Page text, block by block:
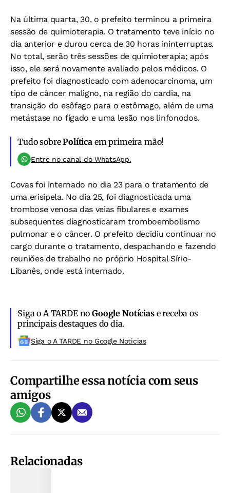
Na última quarta, 30, o prefeito terminou a primeira
sessão de quimioterapia. O tratamento teve início no
dia anterior e durou cerca de 30 horas ininterruptas.
No total, serão três sessões de quimioterapia; após
isso, ele será novamente avaliado pelos médicos. O
prefeito foi diagnosticado com adenocarcinoma, um
tipo de câncer maligno, na região do cardia, na
transição do esôfago para o estômago, além de uma
metástase no fígado e uma lesão nos linfonodos.
Tudo sobrePolítica em primeira mão!
Entre no canal do WhatsApp.
Covas foi internado no dia 23 para o tratamento de
uma erisipela. No dia 25, foi diagnosticada uma
trombose venosa das veias fibulares e exames
subsequentes diagnosticaram tromboembolismo
pulmonar e o câncer. O prefeito decidiu continuar no
cargo durante o tratamento, despachando e fazendo
reuniões de trabalho no próprio Hospital Sírio-
Libanês, onde está internado.
Siga o A TARDE noGoogle Notíciase receba os
principais destaques do dia.
Siga o A TARDE no Google Noticias
Compartilhe essa notícia com seus
amigos
Relacionadas